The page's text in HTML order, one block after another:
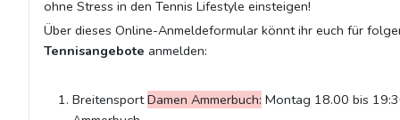
ohne Stress in den Tennis Lifestyle einsteigen!
Über dieses Online-Anmeldeformular könnt ihr euch für
Tennisangebote anmelden:
BreitensportDamen Ammerbuch: Montag 18.00 bis